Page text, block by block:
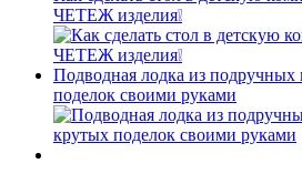
ЧЕТЕЖ изделия❕
Подводная лодка из подручных
поделок своими руками